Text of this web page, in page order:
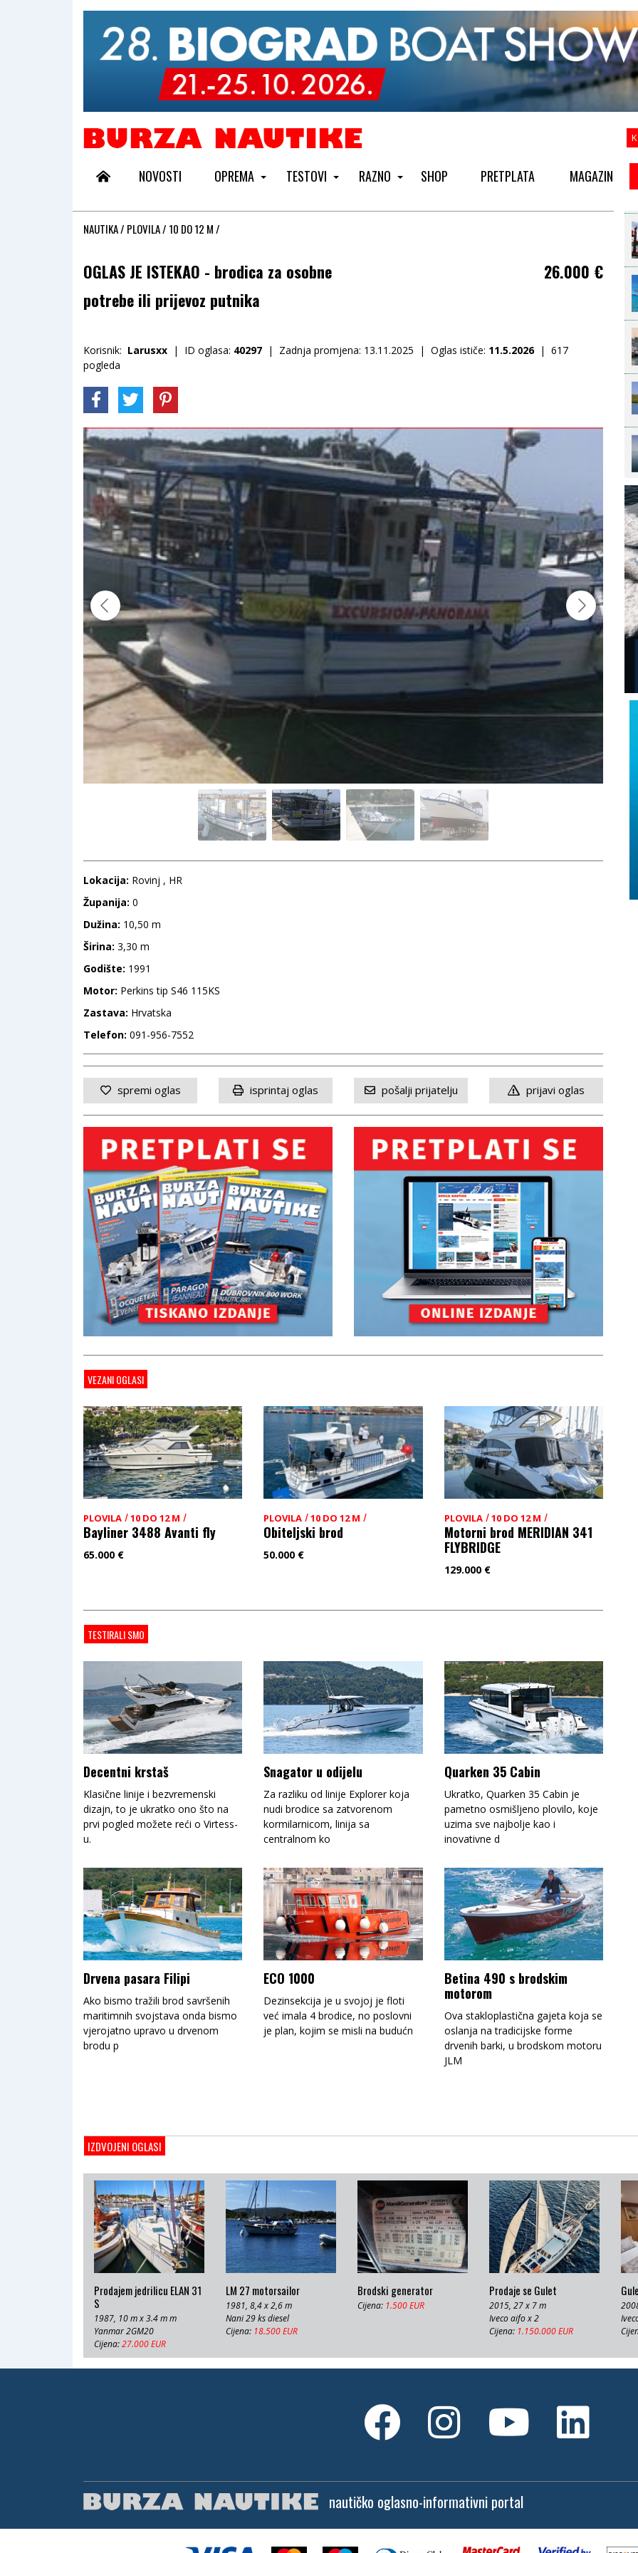
NOVOSTI OPREMA TESTOVI RAZNO SHOP PRETPLATA MAGAZIN
NAUTIKA/ PLOVILA/ 10 DO 12 M/
OGLAS JE ISTEKAO - brodica za osobne
potrebe ili prijevoz putnika
26.000 €
Korisnik: Larusxx | ID oglasa: 40297 | Zadnja promjena: 13.11.2025 | Oglas ističe: 11.5.2026| 617
pogleda
Lokacija: Rovinj , HR
Županija: 0
Dužina: 10,50 m
Širina: 3,30 m
Godište: 1991
Motor: Perkins tip S46 115KS
Zastava: Hrvatska
Telefon: 091-956-7552
spremi oglas isprintaj oglas pošalji prijatelju prijavi oglas
VEZANI OGLASI
PLOVILA /10 DO 12 M /
Bayliner 3488 Avanti fly
65.000 €
PLOVILA /10 DO 12 M /
Obiteljski brod
50.000 €
PLOVILA /10 DO 12 M /
Motorni brod MERIDIAN 341
FLYBRIDGE
129.000 €
TESTIRALI SMO
Decentni krstaš
Klasične linije i bezvremenski
dizajn, to je ukratko ono što na
prvi pogled možete reći o Virtess-
u.
Snagator u odijelu
Za razliku od linije Explorer koja
nudi brodice sa zatvorenom
kormilarnicom, linija sa
centralnom ko
Quarken 35 Cabin
Ukratko, Quarken 35 Cabin je
pametno osmišljeno plovilo, koje
uzima sve najbolje kao i
inovativne d
Drvena pasara Filipi
Ako bismo tražili brod savršenih
maritimnih svojstava onda bismo
vjerojatno upravo u drvenom
brodu p
ECO 1000
Dezinsekcija je u svojoj je floti
već imala 4 brodice, no poslovni
je plan, kojim se misli na budućn
Betina 490 s brodskim
motorom
Ova stakloplastična gajeta koja se
oslanja na tradicijske forme
drvenih barki, u brodskom motoru
JLM
IZDVOJENI OGLASI
Prodajem jedrilicu ELAN 31
S
1987, 10 m x 3.4 m m
Yanmar 2GM20
Cijena:27.000 EUR
LM 27 motorsailor
1981, 8,4 x 2,6 m
Nani 29 ks diesel
Cijena: 18.500 EUR
Brodski generator
Cijena: 1.500 EUR
Prodaje se Gulet
2015, 27 x 7 m
Iveco aifo x 2
Cijena: 1.150.000 EUR
nautičko oglasno-informativni portal